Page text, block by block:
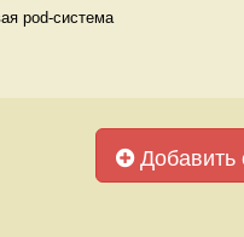
pod-система
Добавить